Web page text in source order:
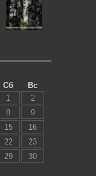
Сб
Вс
1
2
8
9
15
16
22
23
29
30